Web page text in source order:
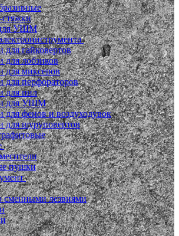
УШМ
для гайковертов
для лобзиков
для миксеров
для перфораторов
для пил
для УШМ
для фенов и воздуходувок
для шуруповертов
пушки
сменными лезвиями